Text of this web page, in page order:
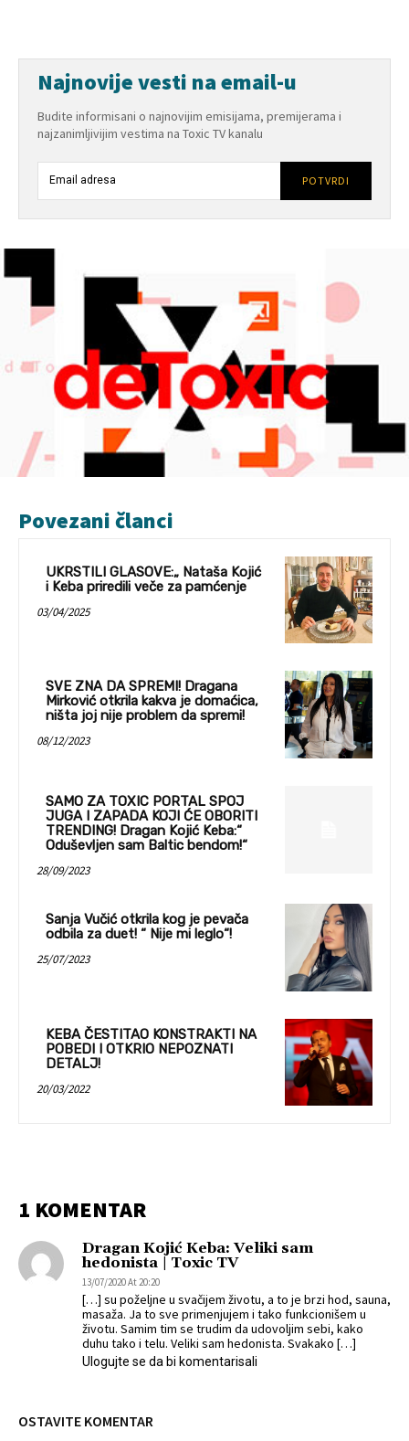
Najnovije vesti na email-u
Budite informisani o najnovijim emisijama, premijerama i
najzanimljivijim vestima na Toxic TV kanalu
POTVRDI
Povezani članci
UKRSTILI GLASOVE:„ Nataša Kojić
i Keba priredili veče za pamćenje
03/04/2025
SVE ZNA DA SPREMI! Dragana
Mirković otkrila kakva je domaćica,
ništa joj nije problem da spremi!
08/12/2023
SAMO ZA TOXIC PORTAL SPOJ
JUGA I ZAPADA KOJI ĆE OBORITI
TRENDING! Dragan Kojić Keba:“
Oduševljen sam Baltic bendom!“
28/09/2023
Sanja Vučić otkrila kog je pevača
odbila za duet! “ Nije mi leglo“!
25/07/2023
KEBA ČESTITAO KONSTRAKTI NA
POBEDI I OTKRIO NEPOZNATI
DETALJ!
20/03/2022
1 KOMENTAR
Dragan Kojić Keba: Veliki sam
hedonista | Toxic TV
13/07/2020 At 20:20
[…] su poželjne u svačijem životu, a to je brzi hod, sauna,
masaža. Ja to sve primenjujem i tako funkcionišem u
životu. Samim tim se trudim da udovoljim sebi, kako
duhu tako i telu. Veliki sam hedonista. Svakako […]
Ulogujte se da bi komentarisali
OSTAVITE KOMENTAR